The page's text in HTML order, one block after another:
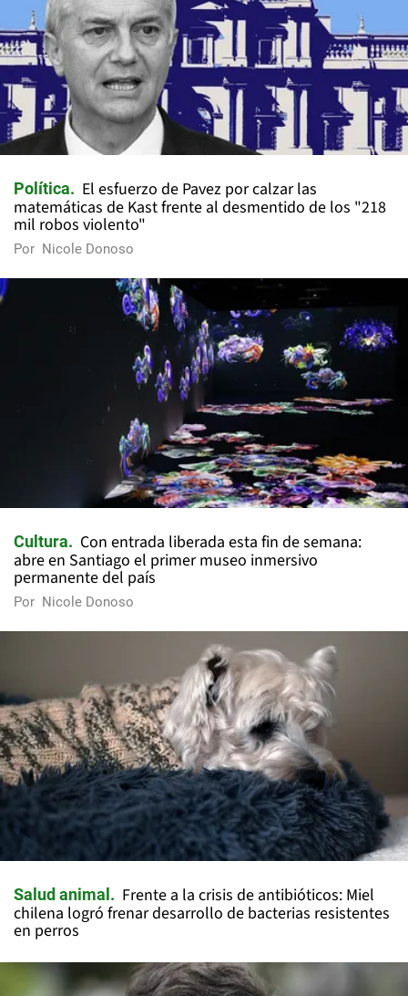
Política
El esfuerzo de Pavez por calzar las
matemáticas de Kast frente al desmentido de los "218
mil robos violento"
Por Nicole Donoso
Cultura
Con entrada liberada esta fin de semana:
abre en Santiago el primer museo inmersivo
permanente del país
Por Nicole Donoso
Salud animal
Frente a la crisis de antibióticos: Miel
chilena logró frenar desarrollo de bacterias resistentes
en perros